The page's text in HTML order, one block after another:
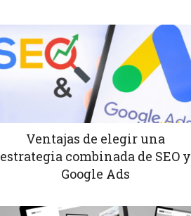
Ventajas de elegir una
estrategia combinada de SEO y
Google Ads